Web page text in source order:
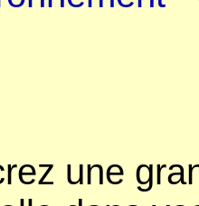
une